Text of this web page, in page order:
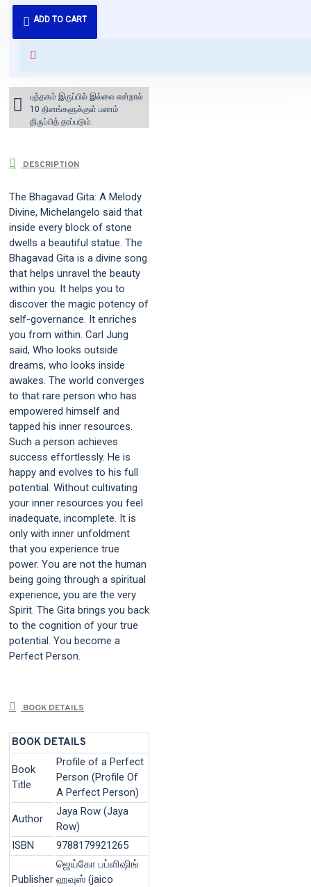
ADD TO CART
புத்தகம் 3 - 7 நாட்களில் அனுப்பி
வைக்கப்படும்.
for orders above ₹1000 within
புத்தகம் இருப்பில் இல்லை என்றால்
10 தினங்களுக்குள் பணம்
திருப்பித் தரப்படும்.
DESCRIPTION
The Bhagavad Gita: A Melody
Divine, Michelangelo said that
inside every block of stone
dwells a beautiful statue. The
Bhagavad Gita is a divine song
that helps unravel the beauty
within you. It helps you to
discover the magic potency of
self-governance. It enriches
you from within. Carl Jung
said, Who looks outside
dreams, who looks inside
awakes. The world converges
to that rare person who has
empowered himself and
tapped his inner resources.
Such a person achieves
success effortlessly. He is
happy and evolves to his full
potential. Without cultivating
your inner resources you feel
inadequate, incomplete. It is
only with inner unfoldment
that you experience true
power. You are not the human
being going through a spiritual
experience, you are the very
Spirit. The Gita brings you back
to the cognition of your true
potential. You become a
Perfect Person.
BOOK DETAILS
BOOK DETAILS
Book
Title
Profile of a Perfect
Person (Profile Of
A Perfect Person)
Author
Jaya Row (Jaya
Row)
ISBN
9788179921265
Publisher
ஜெய்கோ பப்ளிஷிங்
ஹவுஸ் (jaico